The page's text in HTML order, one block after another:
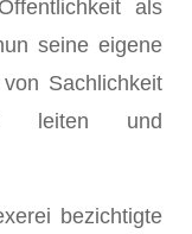
als
seine eigene
Sachlichkeit
leiten und
bezichtigte